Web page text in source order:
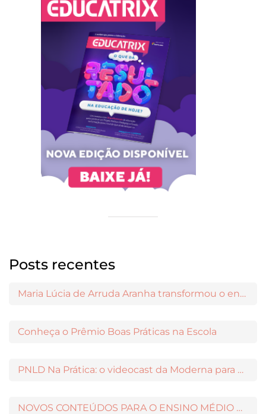
Posts recentes
Maria Lúcia de Arruda Aranha transformou o ensino de Filosofia no Brasil
Conheça o Prêmio Boas Práticas na Escola
PNLD Na Prática: o videocast da Moderna para apoiar a escolha das obras aprovadas
NOVOS CONTEÚDOS PARA O ENSINO MÉDIO DISPONÍVEIS NO MODERNAMIGOS